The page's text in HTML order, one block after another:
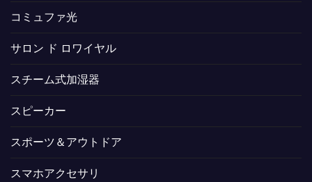
コミュファ光
サロン ド ロワイヤル
スチーム式加湿器
スピーカー
スポーツ＆アウトドア
スマホアクセサリ